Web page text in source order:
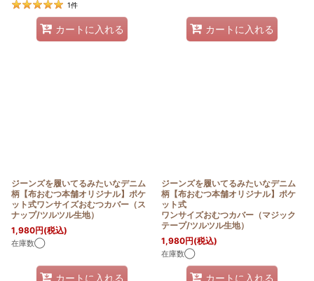
1件
カートに入れる カートに入れる
ジーンズを履いてるみたいなデニム
柄【布おむつ本舗オリジナル】ポケ
ット式ワンサイズおむつカバー（ス
ナップ/ツルツル生地）
1,980円(税込)
在庫数◯
カートに入れる
ジーンズを履いてるみたいなデニム
柄【布おむつ本舗オリジナル】ポケ
ット式
ワンサイズおむつカバー（マジック
テープ/ツルツル生地）
1,980円(税込)
在庫数◯
カートに入れる